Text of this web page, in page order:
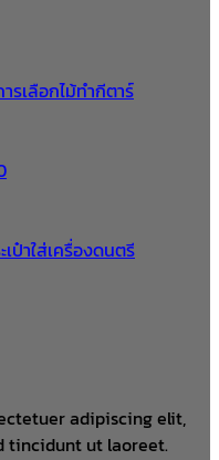
รเลือกไม้ทำกีตาร์
ป๋าใส่เครื่องดนตรี
adipiscing elit,
tincidunt ut laoreet.